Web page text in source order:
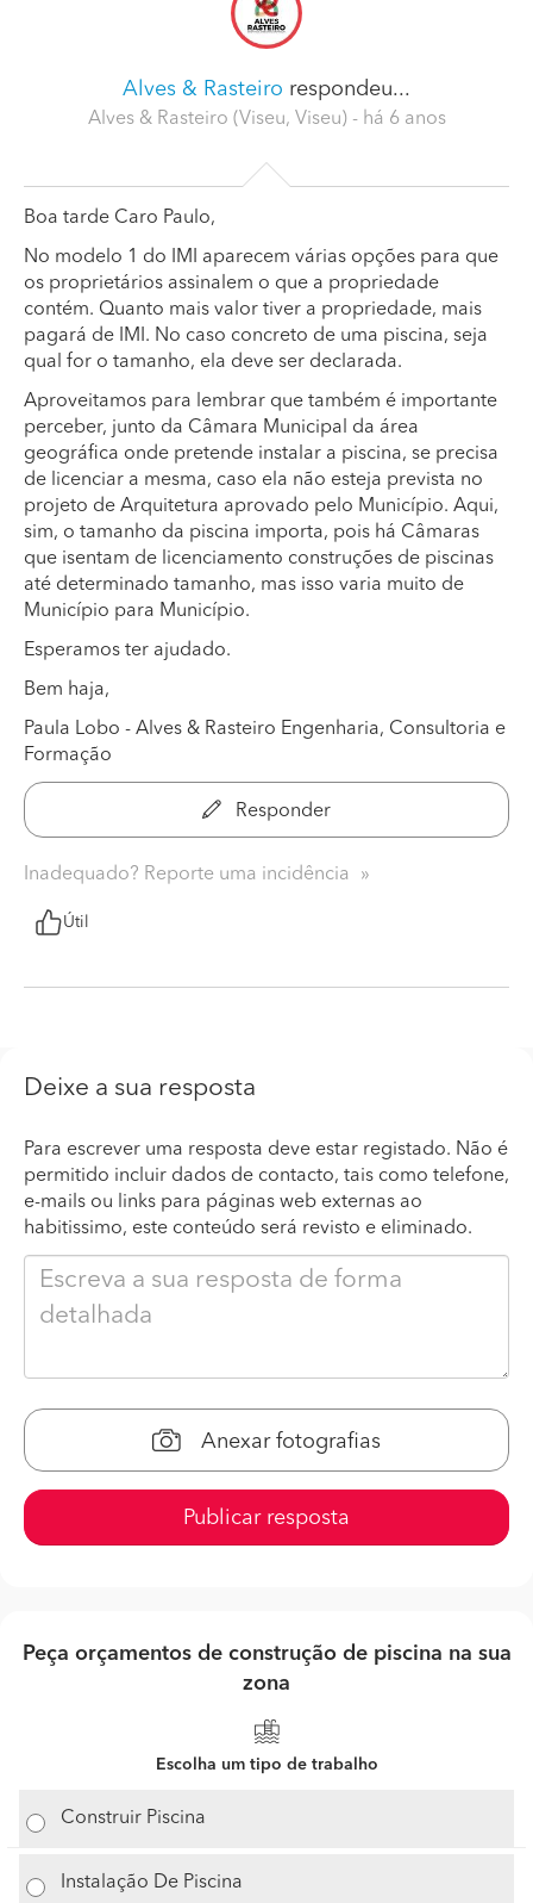
Alves & Rasteiro respondeu...
Alves & Rasteiro (Viseu, Viseu) - há 6 anos
Boa tarde Caro Paulo,
No modelo 1 do IMI aparecem várias opções para que
os proprietários assinalem o que a propriedade
contém. Quanto mais valor tiver a propriedade, mais
pagará de IMI. No caso concreto de uma piscina, seja
qual for o tamanho, ela deve ser declarada.
Aproveitamos para lembrar que também é importante
perceber, junto da Câmara Municipal da área
geográfica onde pretende instalar a piscina, se precisa
de licenciar a mesma, caso ela não esteja prevista no
projeto de Arquitetura aprovado pelo Município. Aqui,
sim, o tamanho da piscina importa, pois há Câmaras
que isentam de licenciamento construções de piscinas
até determinado tamanho, mas isso varia muito de
Município para Município.
Esperamos ter ajudado.
Bem haja,
Paula Lobo - Alves & Rasteiro Engenharia, Consultoria e
Formação
Responder
Inadequado? Reporte uma incidência
Útil
Deixe a sua resposta
Para escrever uma resposta deve estar registado. Não é
permitido incluir dados de contacto, tais como telefone,
e-mails ou links para páginas web externas ao
habitissimo, este conteúdo será revisto e eliminado.
Anexar fotografias
Publicar resposta
Peça orçamentos de construção de piscina na sua
zona
Escolha um tipo de trabalho
Construir Piscina
Instalação De Piscina